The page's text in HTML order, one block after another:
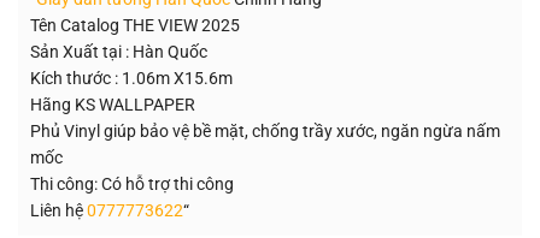
1.250.000₫.
Tên Catalog THE VIEW 2025
Sản Xuất tại : Hàn Quốc
Kích thước : 1.06m X15.6m
Hãng KS WALLPAPER
Phủ Vinyl giúp bảo vệ bề mặt, chống trầy xước, ngăn ngừa nấm
mốc
Thi công: Có hỗ trợ thi công
Liên hệ0777773622“